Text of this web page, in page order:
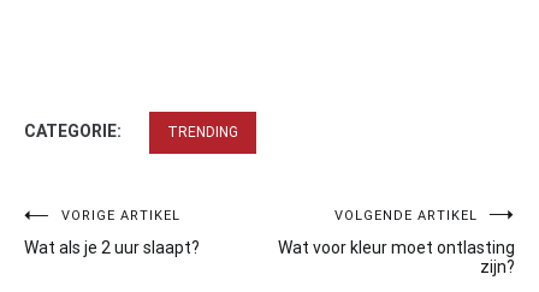
CATEGORIE: TRENDING
Bericht
navigatie
VORIGE ARTIKEL
Wat als je 2 uur slaapt?
VOLGENDE ARTIKEL
Wat voor kleur moet ontlasting
zijn?